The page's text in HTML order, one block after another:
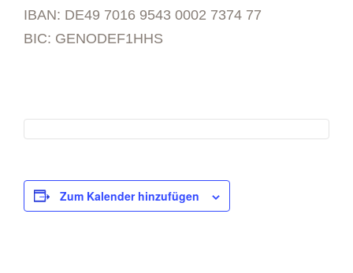
IBAN: DE49 7016 9543 0002 7374 77
BIC: GENODEF1HHS
Zum Kalender hinzufügen